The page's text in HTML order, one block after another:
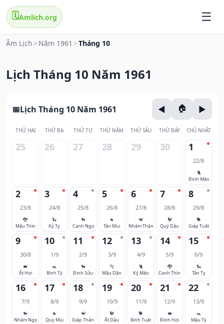
🗓️Amlich.org
Âm Lịch > Năm 1961 >Tháng 10
Lịch Tháng 10 Năm 1961
Lịch Tháng 10 Năm 1961
THỨ HAI THỨ BA THỨ TƯ THỨ NĂM THỨ SÁU THỨ BẢY CHỦ NHẬT
25 26 27 28 29 30 1
22/8
🐈
Đinh Mão
2
23/8
🐉
Mậu Thìn
3
24/8
🐍
Kỷ Tỵ
4
25/8
🐎
Canh Ngọ
5
26/8
🐐
Tân Mùi
6
27/8
🐒
Nhâm Thân
7
28/8
🐓
Quý Dậu
8
29/8
🐕
Giáp Tuất
9
30/8
🐖
Ất Hợi
10
1/9
🐀
Bính Tý
11
2/9
🐂
Đinh Sửu
12
3/9
🐅
Mậu Dần
13
4/9
🐈
Kỷ Mão
14
5/9
🐉
Canh Thìn
15
6/9
🐍
Tân Tỵ
16
7/9
🐎
Nhâm Ngọ
17
8/9
🐐
Quý Mùi
18
9/9
🐒
Giáp Thân
19
10/9
🐓
Ất Dậu
20
11/9
🐕
Bính Tuất
21
12/9
🐖
Đinh Hợi
22
13/9
🐀
Mậu Tý